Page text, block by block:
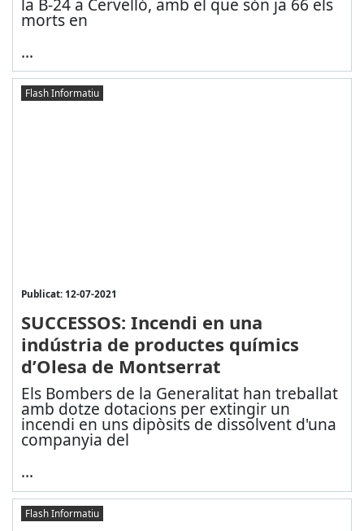
morts en
...
Flash Informatiu
Publicat: 12-07-2021
SUCCESSOS: Incendi en una
indústria de productes químics
d’Olesa de Montserrat
Els Bombers de la Generalitat han treballat
amb dotze dotacions per extingir un
incendi en uns dipòsits de dissolvent d'una
companyia del
...
Flash Informatiu